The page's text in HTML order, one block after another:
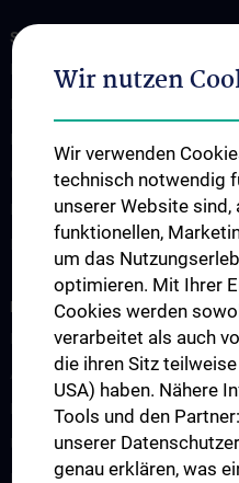
STUDIUM, AUS- UND
Medizinstudium
Observer & Fellows
Klinikinterne Veranstaltungen
Externe Kongresse
FORSCHUNG
Forschungscluster
Adolf Lorenz Lab for
Karl Chiari Lab for Orthopaedic
Unfallchirurgisches
Klinische Prüfärzt:innen
Wir nutzen
Wir verwenden
technisch notwendig
unserer Website sind,
funktionellen,
um das
optimieren. Mit Ihrer
Cookies werden
verarbeitet als auch
die ihren Sitz
USA) haben. Nähere
Tools und den
unserer
genau erklären, was